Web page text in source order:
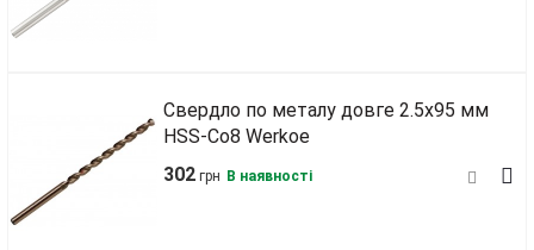
Свердло по металу довге 2.5х95 мм
HSS-Co8 Werkoe
302 грн В наявності